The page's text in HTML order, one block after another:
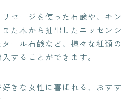
セージを使った石鹸や、キン
た木から抽出したエッセンシ
ール石鹸など、様々な種類の
することができます。
きな女性に喜ばれる、おすす